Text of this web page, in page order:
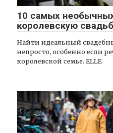
10 самых
королевскую
Найти идеальный
непросто, особенно если
королевской семье. ELLE